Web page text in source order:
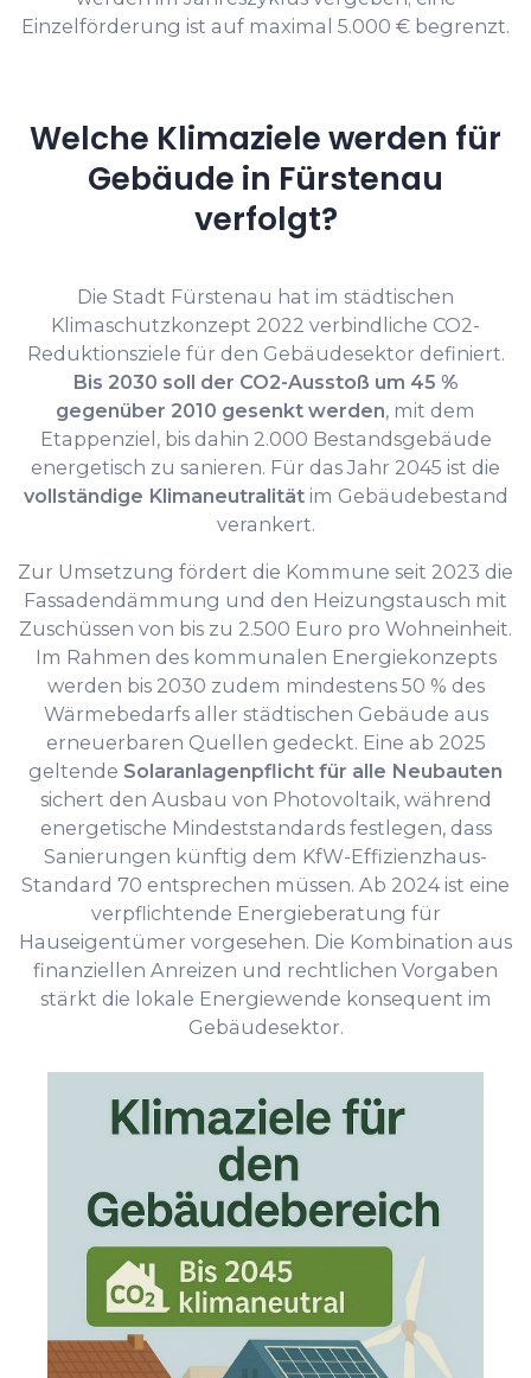
Einzelförderung ist auf maximal 5.000 € begrenzt.
Welche Klimaziele werden für
Gebäude in Fürstenau
verfolgt?
Die Stadt Fürstenau hat im städtischen
Klimaschutzkonzept 2022 verbindliche CO2-
Reduktionsziele für den Gebäudesektor definiert.
Bis 2030 soll der CO2-Ausstoß um 45 %
gegenüber 2010 gesenkt werden, mit dem
Etappenziel, bis dahin 2.000 Bestandsgebäude
energetisch zu sanieren. Für das Jahr 2045 ist die
vollständige Klimaneutralitätim Gebäudebestand
verankert.
Zur Umsetzung fördert die Kommune seit 2023 die
Fassadendämmung und den Heizungstausch mit
Zuschüssen von bis zu 2.500 Euro pro Wohneinheit.
Im Rahmen des kommunalen Energiekonzepts
werden bis 2030 zudem mindestens 50 % des
Wärmebedarfs aller städtischen Gebäude aus
erneuerbaren Quellen gedeckt. Eine ab 2025
geltende Solaranlagenpflicht für alle Neubauten
sichert den Ausbau von Photovoltaik, während
energetische Mindeststandards festlegen, dass
Sanierungen künftig dem KfW-Effizienzhaus-
Standard 70 entsprechen müssen. Ab 2024 ist eine
verpflichtende Energieberatung für
Hauseigentümer vorgesehen. Die Kombination aus
finanziellen Anreizen und rechtlichen Vorgaben
stärkt die lokale Energiewende konsequent im
Gebäudesektor.